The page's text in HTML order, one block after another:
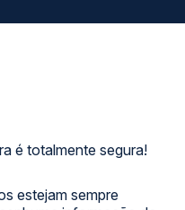
é totalmente segura!
estejam sempre